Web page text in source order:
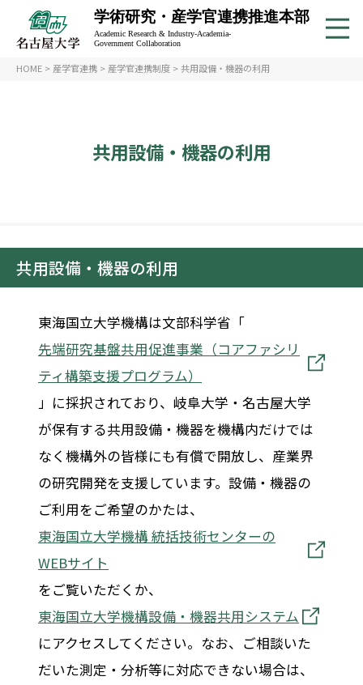
学術研究・産学官連携推進本部
Academic Research & Industry-Academia-
Government Collaboration
共用設備・機器の利用
HOME > 産学官連携 > 産学官連携制度 >共用設備・機器の利用
共用設備・機器の利用
東海国立大学機構は文部科学省「
先端研究基盤共用促進事業（コアファシリ
ティ構築支援プログラム）
」に採択されており、岐阜大学・名古屋大学
が保有する共用設備・機器を機構内だけでは
なく機構外の皆様にも有償で開放し、産業界
の研究開発を支援しています。設備・機器の
ご利用をご希望のかたは、
東海国立大学機構 統括技術センターの
WEBサイト
をご覧いただくか、
東海国立大学機構設備・機器共用システム
にアクセスしてください。なお、ご相談いた
だいた測定・分析等に対応できない場合は、